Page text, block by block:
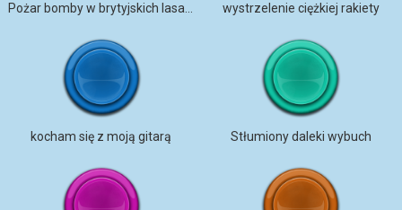
wystrzelenie ciężkiej rakiety
kocham się z moją gitarą Stłumiony daleki wybuch